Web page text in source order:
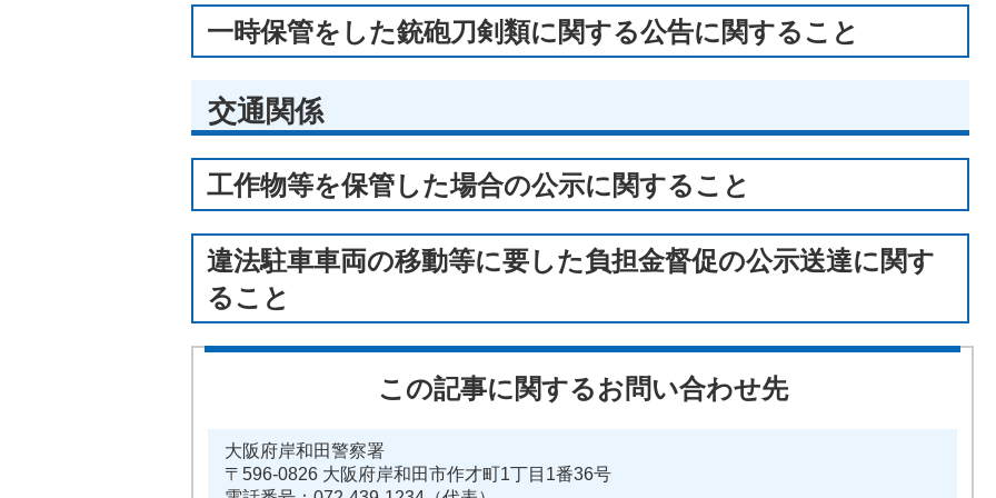
一時保管をした銃砲刀剣類に関する公告に関すること
交通関係
工作物等を保管した場合の公示に関すること
違法駐車車両の移動等に要した負担金督促の公示送達に関す
ること
この記事に関するお問い合わせ先
大阪府岸和田警察署
〒596-0826 大阪府岸和田市作才町1丁目1番36号